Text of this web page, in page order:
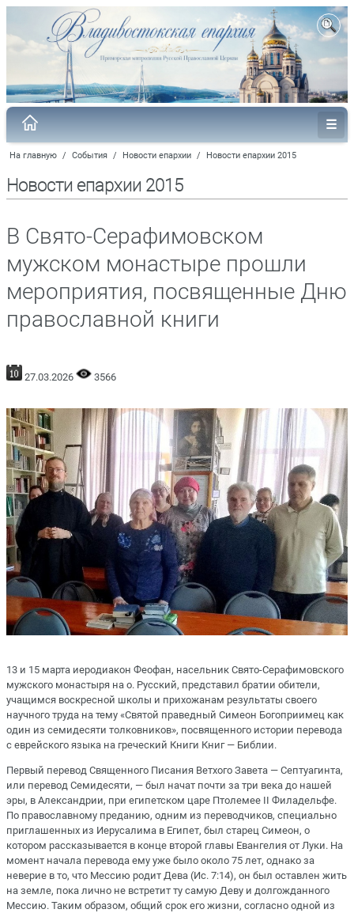
На главную / События / Новости епархии / Новости епархии 2015
Новости епархии 2015
В Свято-Серафимовском
мужском монастыре прошли
мероприятия, посвященные Дню
православной книги
27.03.2026 3566
13 и 15 марта иеродиакон Феофан, насельник Свято-Серафимовского
мужского монастыря на о. Русский, представил братии обители,
учащимся воскресной школы и прихожанам результаты своего
научного труда на тему «Святой праведный Симеон Богоприимец как
один из семидесяти толковников», посвященного истории перевода
с еврейского языка на греческий Книги Книг — Библии.
Первый перевод Священного Писания Ветхого Завета — Септуагинта,
или перевод Семидесяти, — был начат почти за три века до нашей
эры, в Александрии, при египетском царе Птолемее II Филадельфе.
По православному преданию, одним из переводчиков, специально
приглашенных из Иерусалима в Египет, был старец Симеон, о
котором рассказывается в конце второй главы Евангелия от Луки. На
момент начала перевода ему уже было около 75 лет, однако за
неверие в то, что Мессию родит Дева (Ис. 7:14), он был оставлен жить
на земле, пока лично не встретит ту самую Деву и долгожданного
Мессию. Таким образом, общий срок его жизни, согласно одной из